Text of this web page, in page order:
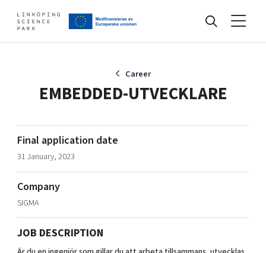
Artificial intelligence
Cybersecurity
Internet of Things
Global talent
Develop your company
Upgrade your skills & master new ones
About
Career
EMBEDDED-UTVECKLARE
Final application date
31 January, 2023
Company
SIGMA
JOB DESCRIPTION